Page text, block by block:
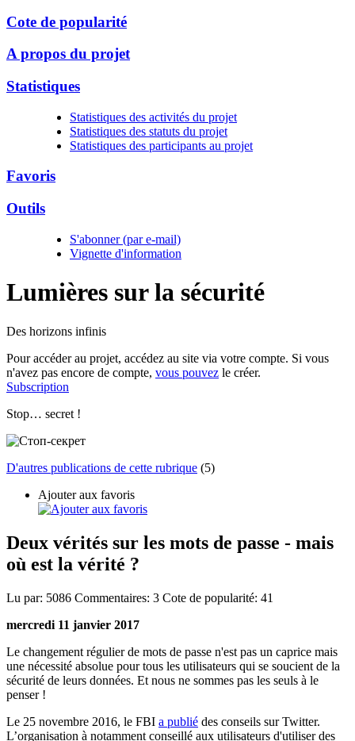
Cote de popularité
A propos du projet
Statistiques
Statistiques des activités du projet
Statistiques des statuts du projet
Statistiques des participants au projet
Favoris
Outils
S'abonner (par e-mail)
Vignette d'information
Lumières sur la sécurité
Des horizons infinis
Pour accéder au projet, accédez au site via votre compte. Si vous
n'avez pas encore de compte, vous pouvez le créer.
Subscription
Stop… secret !
D'autres publications de cette rubrique (5)
Ajouter aux favoris
Deux vérités sur les mots de passe - mais
où est la vérité ?
Lu par: 5086 Commentaires: 3 Cote de popularité: 41
mercredi 11 janvier 2017
Le changement régulier de mots de passe n'est pas un caprice mais
une nécessité absolue pour tous les utilisateurs qui se soucient de la
sécurité de leurs données. Et nous ne sommes pas les seuls à le
penser !
Le 25 novembre 2016, le FBI a publié des conseils sur Twitter.
L’organisation à notamment conseillé aux utilisateurs d'utiliser des